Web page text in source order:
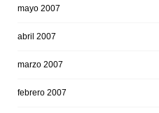
mayo 2007
abril 2007
marzo 2007
febrero 2007